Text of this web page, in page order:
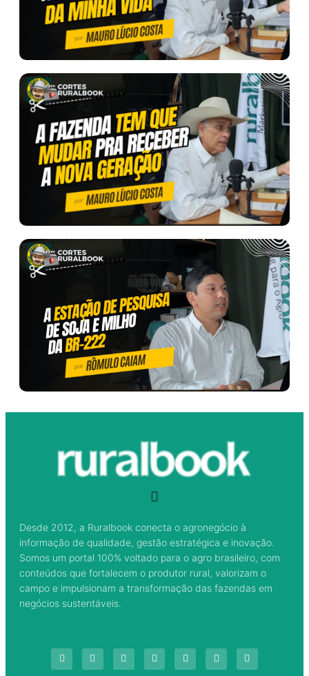
Desde 2012, a Ruralbook conecta o agronegócio à
informação de qualidade, gestão estratégica e inovação.
Somos um portal 100% voltado para o agro brasileiro, com
conteúdos que fortalecem o produtor rural, valorizam o
campo e impulsionam a transformação das fazendas em
negócios sustentáveis.